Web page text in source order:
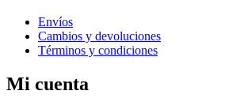
Envíos
Cambios y devoluciones
Términos y condiciones
Mi cuenta